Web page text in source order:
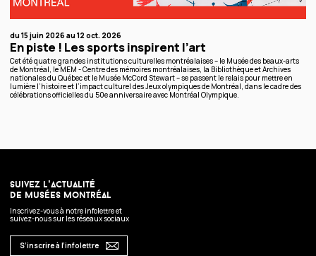
du 15 juin 2026 au 12 oct. 2026
En piste ! Les sports inspirent l’art
Cet été quatre grandes institutions culturelles montréalaises – le Musée des beaux-arts
de Montréal, le MEM - Centre des mémoires montréalaises, la Bibliothèque et Archives
nationales du Québec et le Musée McCord Stewart – se passent le relais pour mettre en
lumière l’histoire et l’impact culturel des Jeux olympiques de Montréal, dans le cadre des
célébrations officielles du 50e anniversaire avec Montréal Olympique.
suivez l’actualité
de musées montréal
Inscrivez-vous à notre infolettre et
suivez-nous sur les réseaux sociaux
S’inscrire à l’infolettre